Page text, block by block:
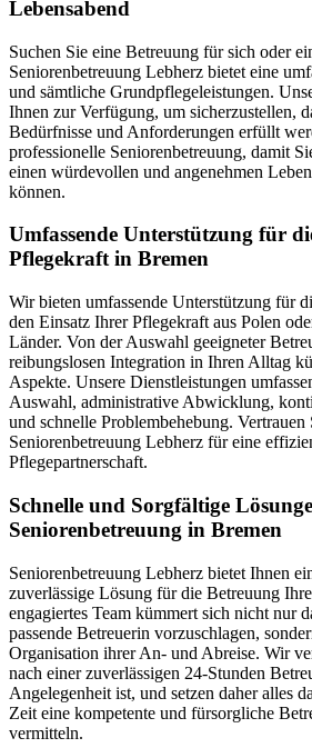
Lebensabend
Suchen Sie eine Betreuung für sich oder
Seniorenbetreuung Lebherz bietet eine
und sämtliche Grundpflegeleistungen.
Ihnen zur Verfügung, um sicherzustellen,
Bedürfnisse und Anforderungen erfüllt
professionelle Seniorenbetreuung, damit
einen würdevollen und angenehmen
können.
Umfassende Unterstützung für
Pflegekraft in Bremen
Wir bieten umfassende Unterstützung für
den Einsatz Ihrer Pflegekraft aus Polen
Länder. Von der Auswahl geeigneter
reibungslosen Integration in Ihren Alltag
Aspekte. Unsere Dienstleistungen
Auswahl, administrative Abwicklung,
und schnelle Problembehebung. Vertrauen
Seniorenbetreuung Lebherz für eine
Pflegepartnerschaft.
Schnelle und Sorgfältige
Seniorenbetreuung in Bremen
Seniorenbetreuung Lebherz bietet Ihnen
zuverlässige Lösung für die Betreuung
engagiertes Team kümmert sich nicht nur
passende Betreuerin vorzuschlagen,
Organisation ihrer An- und Abreise. Wir
nach einer zuverlässigen 24-Stunden
Angelegenheit ist, und setzen daher alles
Zeit eine kompetente und fürsorgliche
vermitteln.